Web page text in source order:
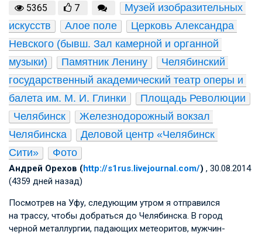
5365 7
Музей изобразительных
искусств
Алое поле
Церковь Александра
Невского (бывш. Зал камерной и органной
музыки)
Памятник Ленину
Челябинский
государственный академический театр оперы и
балета им. М. И. Глинки
Площадь Революции
Челябинск
Железнодорожный вокзал
Челябинска
Деловой центр «Челябинск
Сити»
Фото
Андрей Орехов (http://s1rus.livejournal.com/) , 30.08.2014
(4359 дней назад)
Посмотрев на Уфу, следующим утром я отправился
на трассу, чтобы добраться до Челябинска. В город
черной металлургии, падающих метеоритов, мужчин-